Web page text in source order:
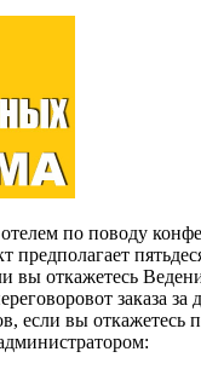
по поводу
предполагает
вы откажетесь
заказа за
если вы откажетесь